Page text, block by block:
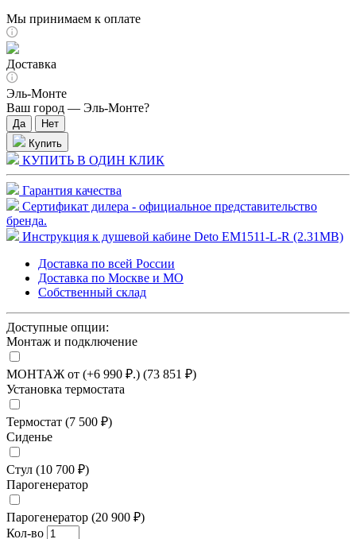
Мы принимаем к оплате
Доставка
Эль-Монте
Ваш город — Эль-Монте?
Купить
КУПИТЬ В ОДИН КЛИК
Гарантия качества
Сертификат дилера - официальное представительство
бренда.
Инструкция к душевой кабине Deto EM1511-L-R (2.31MB)
Доставка по всей России
Доставка по Москве и МО
Собственный склад
Доступные опции:
Монтаж и подключение
МОНТАЖ от (+6 990 ₽.) (73 851 ₽)
Установка термостата
Термостат (7 500 ₽)
Сиденье
Стул (10 700 ₽)
Парогенератор
Парогенератор (20 900 ₽)
Кол-во